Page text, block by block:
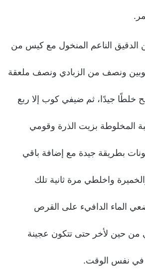
الدقيق الناعم المنخول مع كيس من
ونصف من الزبادي ونصف ملعقة
خلطًا جيدًا، ثم ضيفي كوب إلا ربع
المخلوطة بزيت الذرة وقومي
بطريقة جيدة مع إضافة باقي
واخلطي مرة ثانية تلك
الماء الدافيء على القرص
من حين لأخر حتى تتكون عجينة
في نفس الوقت.